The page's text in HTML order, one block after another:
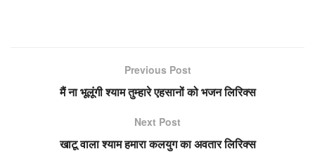
Previous Post
मैं ना भूलूंगी श्याम तुम्हारे एहसानों को भजन लिरिक्स
Next Post
खाटू वाला श्याम हमारा कलयुग का अवतार लिरिक्स